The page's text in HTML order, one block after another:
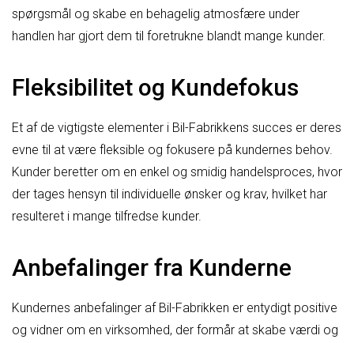
spørgsmål og skabe en behagelig atmosfære under
handlen har gjort dem til foretrukne blandt mange kunder.
Fleksibilitet og Kundefokus
Et af de vigtigste elementer i Bil-Fabrikkens succes er deres
evne til at være fleksible og fokusere på kundernes behov.
Kunder beretter om en enkel og smidig handelsproces, hvor
der tages hensyn til individuelle ønsker og krav, hvilket har
resulteret i mange tilfredse kunder.
Anbefalinger fra Kunderne
Kundernes anbefalinger af Bil-Fabrikken er entydigt positive
og vidner om en virksomhed, der formår at skabe værdi og